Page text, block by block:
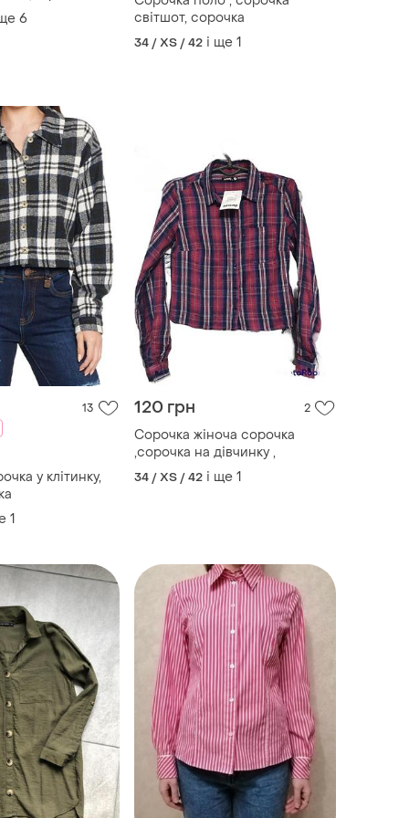
6
світшот, сорочка
34 / XS / 42 і ще 1
13
у клітинку,
1
120 грн 2
Сорочка жіноча сорочка
,сорочка на дівчинку ,
34 / XS / 42 і ще 1